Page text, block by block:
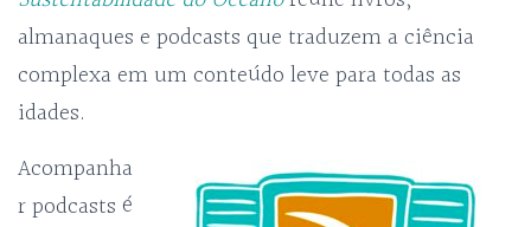
almanaques e podcasts que traduzem a ciência
complexa em um conteúdo leve para todas as
idades.
Acompanha
r podcasts é